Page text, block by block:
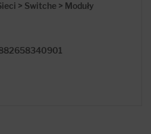
> Switche > Moduły